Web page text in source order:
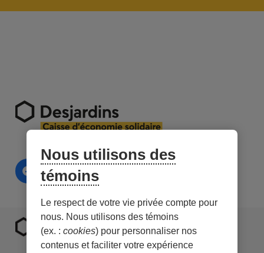
Nous utilisons des
témoins
Le respect de votre vie privée compte pour
nous. Nous utilisons des témoins
(ex. : cookies) pour personnaliser nos
contenus et faciliter votre expérience